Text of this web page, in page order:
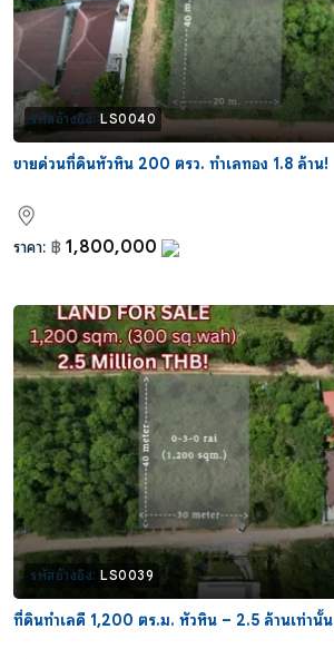
รหัสอ้างอิง: LS0040
ขายด่วนที่ดินหัวหิน 200 ตรว. ทำเลทอง 1.8 ล้าน!
ราคา: ฿ 1,800,000
รหัสอ้างอิง: LS0039
ที่ดินทำเลดี 1,200 ตร.ม. หัวหิน – 2.5 ล้านเท่านั้น